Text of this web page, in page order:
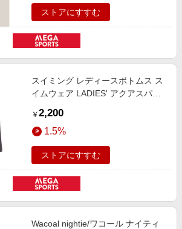
ストアにすすむ
スイミング レディースボトムス ス
イムウェア LADIES' アクアスパッ
008-310711-1101
￥ 2,200
1.5%
ストアにすすむ
Wacoal nightie/ワコール ナイティ